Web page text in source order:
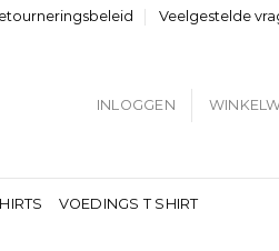
Veelgestelde
INLOGGEN
VOEDINGS T SHIRT